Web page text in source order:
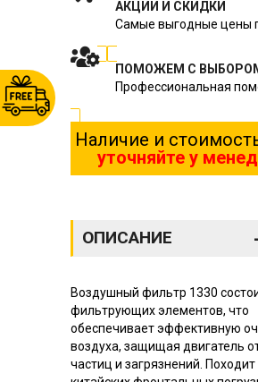
АКЦИИ И СКИДКИ
Самые выгодные цены
ПОМОЖЕМ С
Профессиональная
Наличие и
уточняйте у
ОПИСАНИЕ
Воздушный фильтр 1330
фильтрующих элементов, что
обеспечивает эффективную
воздуха, защищая двигатель
частиц и загрязнений.